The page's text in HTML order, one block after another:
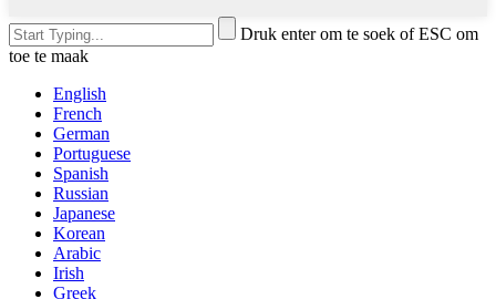
Druk enter om te soek of ESC om
toe te maak
English
French
German
Portuguese
Spanish
Russian
Japanese
Korean
Arabic
Irish
Greek